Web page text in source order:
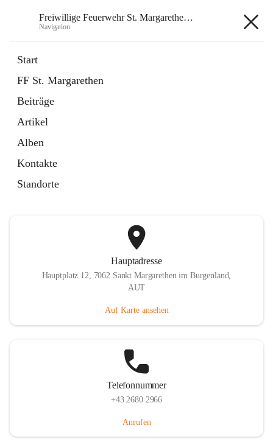
Freiwillige Feuerwehr St. Margarethen im Burgenland
Navigation
Start
FF St. Margarethen
Beiträge
Artikel
Alben
Kontakte
Standorte
Margarethen im Burgenland
Instagram
öffnet
in
neuem
Tab
Externe Webseite
in
Tab
Hauptadresse
Hauptplatz 12, 7062 Sankt Margarethen im Burgenland,
AUT
Auf Karte ansehen
Telefonnummer
+43 2680 2966
Anrufen